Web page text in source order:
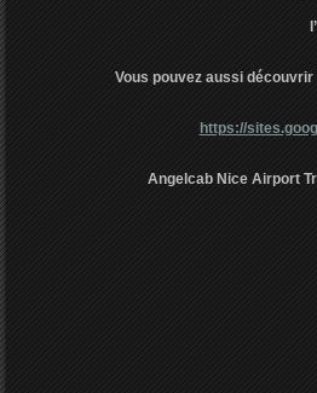
Vous pouvez aussi
https://
Angelcab Nice Airport